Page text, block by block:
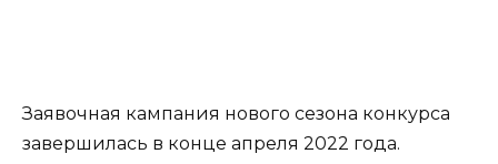
Заявочная кампания нового сезона конкурса
завершилась в конце апреля 2022 года.